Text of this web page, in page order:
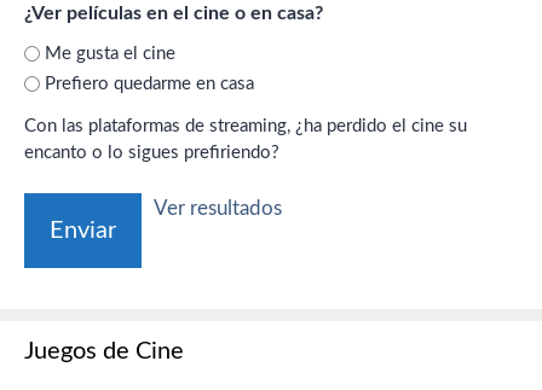
¿Ver películas en el cine o en casa?
Me gusta el cine
Prefiero quedarme en casa
Con las plataformas de streaming, ¿ha perdido el cine su
encanto o lo sigues prefiriendo?
Ver resultados
Juegos de Cine